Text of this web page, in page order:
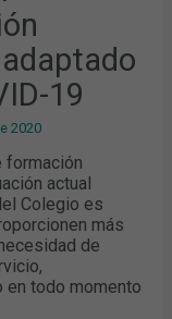
19
2020
formación
actual
Colegio es
más
de
en todo momento